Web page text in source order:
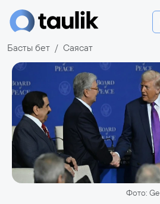
Басты бет Саясат
Фото: